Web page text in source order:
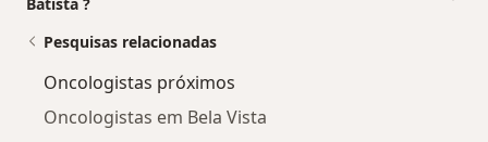
Pesquisas relacionadas
Oncologistas próximos
Oncologistas em Bela Vista